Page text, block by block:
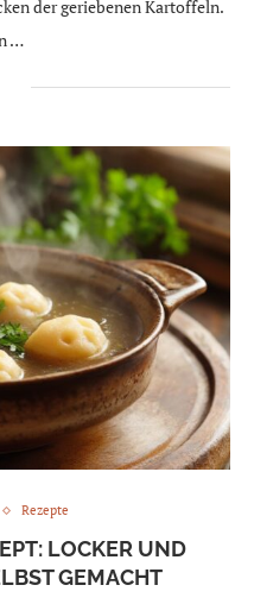
der geriebenen Kartoffeln.
…
Rezepte
LOCKER UND G
GEMACHT